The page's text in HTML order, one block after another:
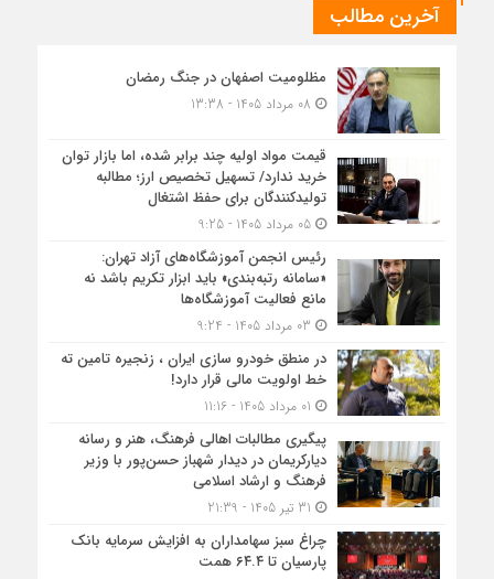
آخرین مطالب
مظلومیت اصفهان در جنگ رمضان
قیمت مواد اولیه چند برابر شده، اما بازار توان
خرید ندارد/ تسهیل تخصیص ارز؛ مطالبه
تولیدکنندگان برای حفظ اشتغال
05 مرداد 1405 - 9:25
رئیس انجمن آموزشگاه‌های آزاد تهران:
«سامانه رتبه‌بندی» باید ابزار تکریم باشد نه
مانع فعالیت آموزشگاه‌ها
در منطق خودرو سازی ایران ، زنجیره تامین ته
خط اولویت مالی قرار دارد!
پیگیری مطالبات اهالی فرهنگ، هنر و رسانه
دیارکریمان در دیدار شهباز حسن‌پور با وزیر
فرهنگ و ارشاد اسلامی
چراغ سبز سهامداران به افزایش سرمایه بانک
پارسیان تا ۶۴.۴ همت